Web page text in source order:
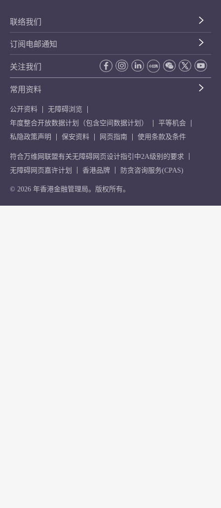
联络我们
订阅电邮通知
关注我们
常用资料
公开资料
无障碍浏览
年度整合开放数据计划（包含空间数据计划）
平等机会
私隐政策声明
保安资料 网页指南 使用条款及条件
符合万维网联盟有关无障碍网页设计指引中2A级别的要求
无障碍网页嘉许计划
香港品牌 防贪咨询服务(CPAS)
© 2026 年香港金融管理局。版权所有。